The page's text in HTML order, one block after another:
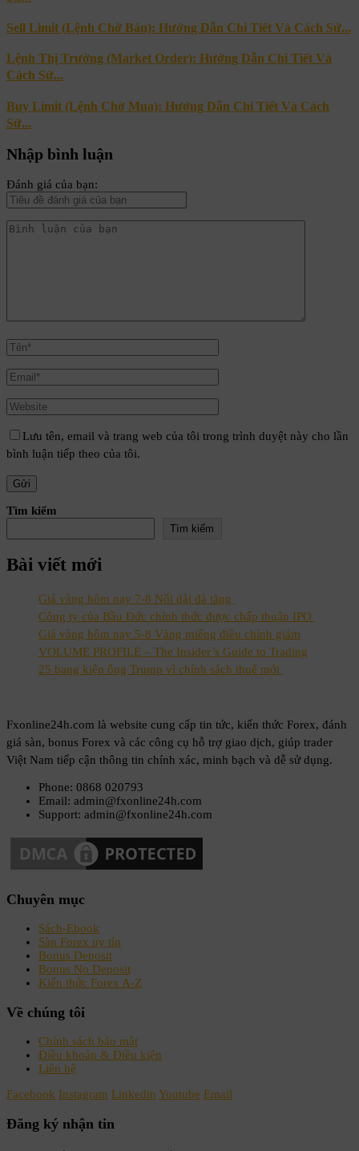
Sell Limit (Lệnh Chờ Bán): Hướng Dẫn Chi Tiết Và Cách Sử...
Lệnh Thị Trường (Market Order): Hướng Dẫn Chi Tiết Và
Cách Sử...
Buy Limit (Lệnh Chờ Mua): Hướng Dẫn Chi Tiết Và Cách
Sử...
Nhập bình luận
Đánh giá của bạn:
Lưu tên, email và trang web của tôi trong trình duyệt này cho lần
bình luận tiếp theo của tôi.
Tìm kiếm
Tìm kiếm
Bài viết mới
Giá vàng hôm nay 7-8 Nối dài đà tăng
Công ty của Bầu Đức chính thức được chấp thuận IPO
Giá vàng hôm nay 5-8 Vàng miếng điều chỉnh giảm
VOLUME PROFILE – The Insider’s Guide to Trading
25 bang kiện ông Trump vì chính sách thuế mới
Fxonline24h.com là website cung cấp tin tức, kiến thức Forex, đánh
giá sàn, bonus Forex và các công cụ hỗ trợ giao dịch, giúp trader
Việt Nam tiếp cận thông tin chính xác, minh bạch và dễ sử dụng.
Phone: 0868 020793
Email: admin@fxonline24h.com
Support: admin@fxonline24h.com
Chuyên mục
Sách-Ebook
Sàn Forex uy tín
Bonus Deposit
Bonus No Deposit
Kiến thức Forex A-Z
Về chúng tôi
Chính sách bảo mật
Điều khoản & Điều kiện
Liên hệ
Facebook Instagram Linkedin Youtube Email
Đăng ký nhận tin